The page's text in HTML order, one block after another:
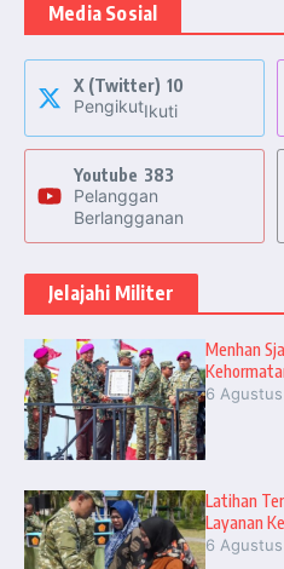
Media Sosial
X (Twitter) 10
PengikutIkuti
Youtube 383
Pelanggan
Berlangganan
Jelajahi Militer
Menhan
6
Latihan
Layanan
6